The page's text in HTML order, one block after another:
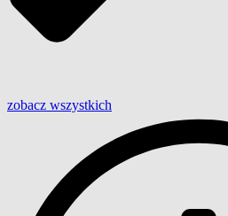
zobacz wszystkich